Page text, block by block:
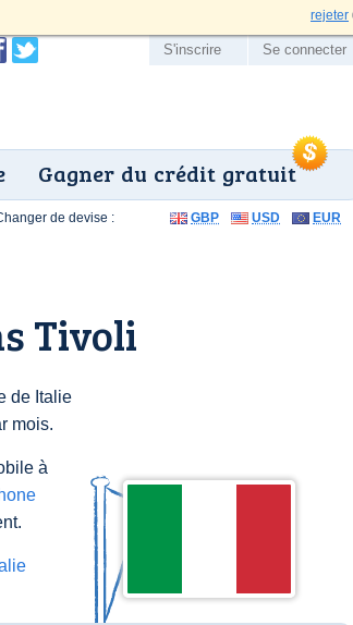
rejeter
Gagner du crédit gratuit
S'inscrire Se connecter
Tivoli
de Italie
mois.
à
de devise : GBP USD EUR